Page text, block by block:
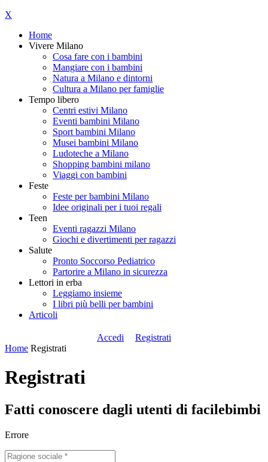
X
Home
Vivere Milano
Cosa fare con i bambini
Mangiare con i bambini
Natura a Milano e dintorni
Cultura a Milano per famiglie
Tempo libero
Centri estivi Milano
Eventi bambini Milano
Sport bambini Milano
Musei bambini Milano
Ludoteche a Milano
Shopping bambini milano
Viaggi con bambini
Feste
Feste per bambini Milano
Idee originali per i tuoi regali
Teen
Eventi ragazzi Milano
Giochi e divertimenti per ragazzi
Salute
Pronto Soccorso Pediatrico
Partorire a Milano in sicurezza
Lettori in erba
Leggiamo insieme
I libri più belli per bambini
Articoli
Accedi
Registrati
Home Registrati
Registrati
Fatti conoscere dagli utenti di facilebimbi
Errore